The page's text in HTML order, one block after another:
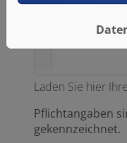
Datei anhängen
Laden Sie hier
Pflichtangaben
gekennzeichnet.